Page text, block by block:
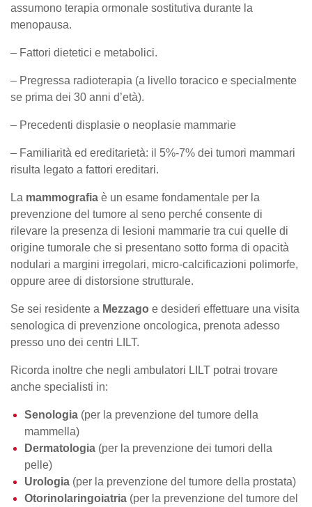
assumono terapia ormonale sostitutiva durante la
menopausa.
– Fattori dietetici e metabolici.
– Pregressa radioterapia (a livello toracico e specialmente
se prima dei 30 anni d’età).
– Precedenti displasie o neoplasie mammarie
– Familiarità ed ereditarietà: il 5%-7% dei tumori mammari
risulta legato a fattori ereditari.
La mammografia è un esame fondamentale per la
prevenzione del tumore al seno perché consente di
rilevare la presenza di lesioni mammarie tra cui quelle di
origine tumorale che si presentano sotto forma di opacità
nodulari a margini irregolari, micro-calcificazioni polimorfe,
oppure aree di distorsione strutturale.
Se sei residente a Mezzago e desideri effettuare una visita
senologica di prevenzione oncologica, prenota adesso
presso uno dei centri LILT.
Ricorda inoltre che negli ambulatori LILT potrai trovare
anche specialisti in:
Senologia (per la prevenzione del tumore della
mammella)
Dermatologia (per la prevenzione dei tumori della
pelle)
Urologia (per la prevenzione del tumore della prostata)
Otorinolaringoiatria (per la prevenzione del tumore del